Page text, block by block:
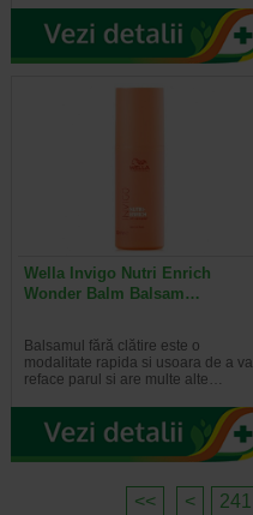
Wella Invigo Nutri Enrich
Wonder Balm Balsam…
Balsamul fără clătire este o
modalitate rapida si usoara de a va
reface parul si are multe alte…
<< < 241